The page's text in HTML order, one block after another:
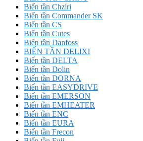
Biến tần Chziri
Biến tần Commander SK
Biến tần CS
Biến tần Cutes
Biến tần Danfoss
BIẾN TẦN DELIXI
Biến tần DELTA
Biến tần Dolin
Biến tần DORNA
Biến tần EASYDRIVE
Biến tần EMERSON
Biến tần EMHEATER
Biến tần ENC
Biến tần EURA
Biến tần Frecon